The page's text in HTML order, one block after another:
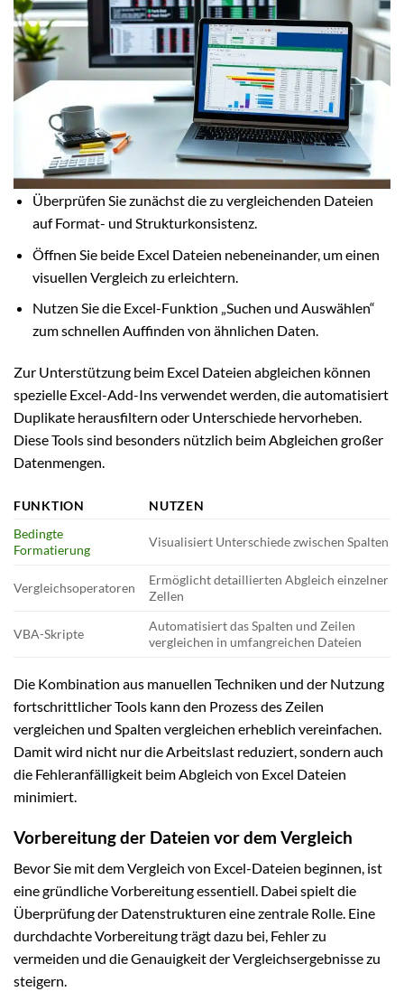
Überprüfen Sie zunächst die zu vergleichenden Dateien
auf Format- und Strukturkonsistenz.
Öffnen Sie beide Excel Dateien nebeneinander, um einen
visuellen Vergleich zu erleichtern.
Nutzen Sie die Excel-Funktion „Suchen und Auswählen“
zum schnellen Auffinden von ähnlichen Daten.
Zur Unterstützung beim Excel Dateien abgleichen können
spezielle Excel-Add-Ins verwendet werden, die automatisiert
Duplikate herausfiltern oder Unterschiede hervorheben.
Diese Tools sind besonders nützlich beim Abgleichen großer
Datenmengen.
FUNKTION
NUTZEN
Bedingte
Formatierung
Visualisiert Unterschiede zwischen Spalten
Vergleichsoperatoren
Ermöglicht detaillierten Abgleich einzelner
Zellen
VBA-Skripte
Automatisiert das Spalten und Zeilen
vergleichen in umfangreichen Dateien
Die Kombination aus manuellen Techniken und der Nutzung
fortschrittlicher Tools kann den Prozess des Zeilen
vergleichen und Spalten vergleichen erheblich vereinfachen.
Damit wird nicht nur die Arbeitslast reduziert, sondern auch
die Fehleranfälligkeit beim Abgleich von Excel Dateien
minimiert.
Vorbereitung der Dateien vor dem Vergleich
Bevor Sie mit dem Vergleich von Excel-Dateien beginnen, ist
eine gründliche Vorbereitung essentiell. Dabei spielt die
Überprüfung der Datenstrukturen eine zentrale Rolle. Eine
durchdachte Vorbereitung trägt dazu bei, Fehler zu
vermeiden und die Genauigkeit der Vergleichsergebnisse zu
steigern.